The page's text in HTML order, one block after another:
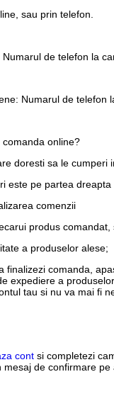
sau prin telefon.
Numarul de telefon la
Numarul de telefon
online?
doresti sa le cumperi
este pe partea
comenzii
produs
a produselor alese;
finalizezi comanda,
expediere a
tau si nu va mai fi
cont si completezi
mesaj de confirmare